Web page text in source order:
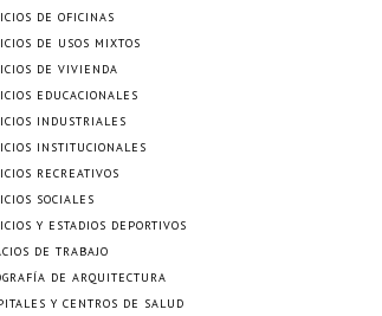
DE OFICINAS
DE USOS MIXTOS
DE VIVIENDA
EDUCACIONALES
INDUSTRIALES
INSTITUCIONALES
RECREATIVOS
SOCIALES
Y ESTADIOS DEPORTIVOS
DE TRABAJO
DE ARQUITECTURA
Y CENTROS DE SALUD